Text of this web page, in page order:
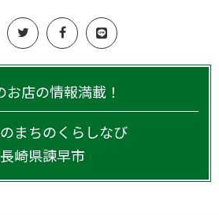
お店の情報満載！
まちのくらしなび
長崎県諫早市